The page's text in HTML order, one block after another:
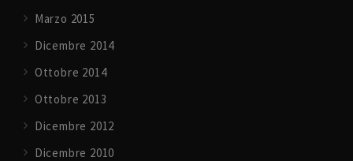
Marzo 2015
Dicembre 2014
Ottobre 2014
Ottobre 2013
Dicembre 2012
Dicembre 2010